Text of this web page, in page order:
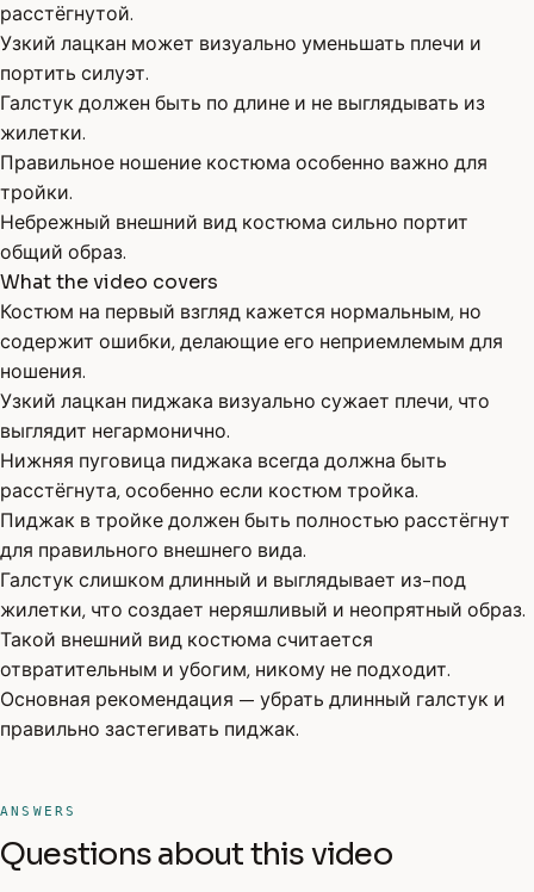
расстёгнутой.
Узкий лацкан может визуально уменьшать плечи и
портить силуэт.
Галстук должен быть по длине и не выглядывать из
жилетки.
Правильное ношение костюма особенно важно для
тройки.
Небрежный внешний вид костюма сильно портит
общий образ.
What the video covers
Костюм на первый взгляд кажется нормальным, но
содержит ошибки, делающие его неприемлемым для
ношения.
Узкий лацкан пиджака визуально сужает плечи, что
выглядит негармонично.
Нижняя пуговица пиджака всегда должна быть
расстёгнута, особенно если костюм тройка.
Пиджак в тройке должен быть полностью расстёгнут
для правильного внешнего вида.
Галстук слишком длинный и выглядывает из-под
жилетки, что создает неряшливый и неопрятный образ.
Такой внешний вид костюма считается
отвратительным и убогим, никому не подходит.
Основная рекомендация — убрать длинный галстук и
правильно застегивать пиджак.
ANSWERS
Questions about this video